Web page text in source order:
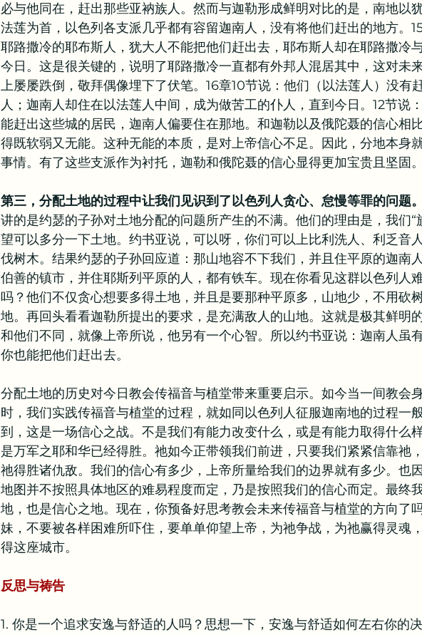
必与他同在，赶出那些亚衲族人。然而与迦勒形成鲜明对比的是，南地以
法莲为首，以色列各支派几乎都有容留迦南人，没有将他们赶出的地方。
耶路撒冷的耶布斯人，犹大人不能把他们赶出去，耶布斯人却在耶路撒冷
今日。这是很关键的，说明了耶路撒冷一直都有外邦人混居其中，这对未
上屡屡跌倒，敬拜偶像埋下了伏笔。16章10节说：他们（以法莲人）没有
人；迦南人却住在以法莲人中间，成为做苦工的仆人，直到今日。12节说
能赶出这些城的居民，迦南人偏要住在那地。和迦勒以及俄陀聂的信心相
得既软弱又无能。这种无能的本质，是对上帝信心不足。因此，分地本身
事情。有了这些支派作为衬托，迦勒和俄陀聂的信心显得更加宝贵且坚固。
第三，分配土地的过程中让我们见识到了以色列人贪心、怠慢等罪的问题。
讲的是约瑟的子孙对土地分配的问题所产生的不满。他们的理由是，我们“
望可以多分一下土地。约书亚说，可以呀，你们可以上比利洗人、利乏音
伐树木。结果约瑟的子孙回应道：那山地容不下我们，并且住平原的迦南
伯善的镇市，并住耶斯列平原的人，都有铁车。现在你看见这群以色列人
吗？他们不仅贪心想要多得土地，并且是要那种平原多，山地少，不用砍
地。再回头看看迦勒所提出的要求，是充满敌人的山地。这就是极其鲜明
和他们不同，就像上帝所说，他另有一个心智。所以约书亚说：迦南人虽
你也能把他们赶出去。
分配土地的历史对今日教会传福音与植堂带来重要启示。如今当一间教会
时，我们实践传福音与植堂的过程，就如同以色列人征服迦南地的过程一
到，这是一场信心之战。不是我们有能力改变什么，或是有能力取得什么
是万军之耶和华已经得胜。祂如今正带领我们前进，只要我们紧紧信靠祂
祂得胜诸仇敌。我们的信心有多少，上帝所量给我们的边界就有多少。也
地图并不按照具体地区的难易程度而定，乃是按照我们的信心而定。最终
地，也是信心之地。现在，你预备好思考教会未来传福音与植堂的方向了
妹，不要被各样困难所吓住，要单单仰望上帝，为祂争战，为祂赢得灵魂
得这座城市。
反思与祷告
1. 你是一个追求安逸与舒适的人吗？思想一下，安逸与舒适如何左右你的